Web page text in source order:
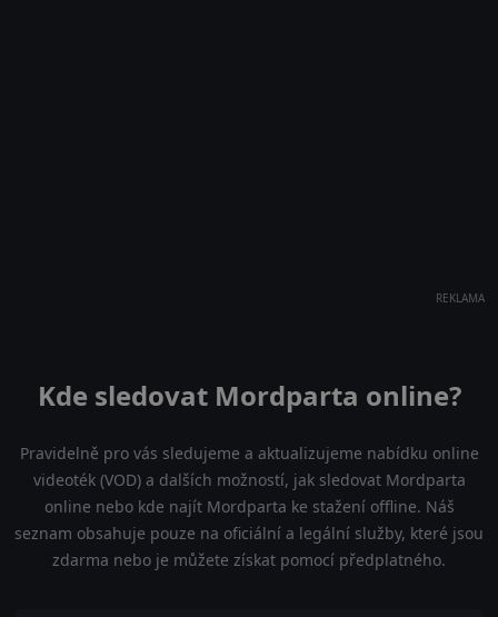
REKLAMA
Kde sledovat Mordparta online?
Pravidelně pro vás sledujeme a aktualizujeme nabídku online
videoték (VOD) a dalších možností, jak sledovat Mordparta
online nebo kde najít Mordparta ke stažení offline. Náš
seznam obsahuje pouze na oficiální a legální služby, které jsou
zdarma nebo je můžete získat pomocí předplatného.